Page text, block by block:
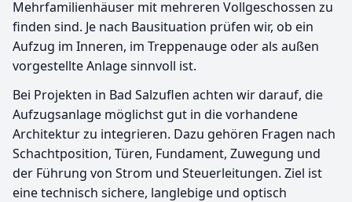
Mehrfamilienhäuser mit mehreren Vollgeschossen zu
finden sind. Je nach Bausituation prüfen wir, ob ein
Aufzug im Inneren, im Treppenauge oder als außen
vorgestellte Anlage sinnvoll ist.
Bei Projekten in Bad Salzuflen achten wir darauf, die
Aufzugsanlage möglichst gut in die vorhandene
Architektur zu integrieren. Dazu gehören Fragen nach
Schachtposition, Türen, Fundament, Zuwegung und
der Führung von Strom und Steuerleitungen. Ziel ist
eine technisch sichere, langlebige und optisch